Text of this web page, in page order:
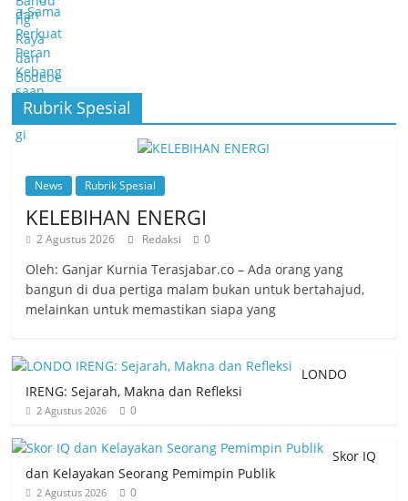
Rubrik Spesial
News Rubrik Spesial
KELEBIHAN ENERGI
2 Agustus 2026 Redaksi 0
Oleh: Ganjar Kurnia Terasjabar.co – Ada orang yang
bangun di dua pertiga malam bukan untuk bertahajud,
melainkan untuk memastikan siapa yang
LONDO
IRENG: Sejarah, Makna dan Refleksi
2 Agustus 2026 0
Skor IQ
dan Kelayakan Seorang Pemimpin Publik
2 Agustus 2026 0